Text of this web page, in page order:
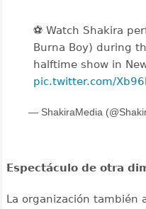
⚽️️ Watch Shakira
Burna Boy) during
halftime show in
pic.twitter.com/
— ShakiraMedia
Espectáculo de otra
La organización también